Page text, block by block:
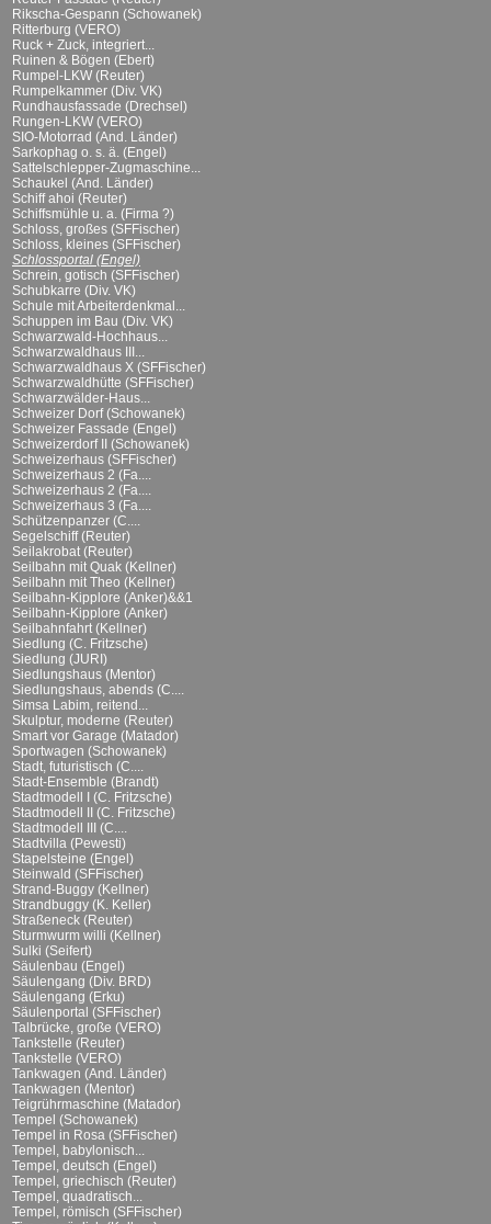
Rikscha-Gespann (Schowanek)
Ritterburg (VERO)
Ruck + Zuck, integriert...
Ruinen & Bögen (Ebert)
Rumpel-LKW (Reuter)
Rumpelkammer (Div. VK)
Rundhausfassade (Drechsel)
Rungen-LKW (VERO)
SIO-Motorrad (And. Länder)
Sarkophag o. s. ä. (Engel)
Sattelschlepper-Zugmaschine...
Schaukel (And. Länder)
Schiff ahoi (Reuter)
Schiffsmühle u. a. (Firma ?)
Schloss, großes (SFFischer)
Schloss, kleines (SFFischer)
Schlossportal (Engel)
Schrein, gotisch (SFFischer)
Schubkarre (Div. VK)
Schule mit Arbeiterdenkmal...
Schuppen im Bau (Div. VK)
Schwarzwald-Hochhaus...
Schwarzwaldhaus III...
Schwarzwaldhaus X (SFFischer)
Schwarzwaldhütte (SFFischer)
Schwarzwälder-Haus...
Schweizer Dorf (Schowanek)
Schweizer Fassade (Engel)
Schweizerdorf II (Schowanek)
Schweizerhaus (SFFischer)
Schweizerhaus 2 (Fa....
Schweizerhaus 2 (Fa....
Schweizerhaus 3 (Fa....
Schützenpanzer (C....
Segelschiff (Reuter)
Seilakrobat (Reuter)
Seilbahn mit Quak (Kellner)
Seilbahn mit Theo (Kellner)
Seilbahn-Kipplore (Anker)&&1
Seilbahn-Kipplore (Anker)
Seilbahnfahrt (Kellner)
Siedlung (C. Fritzsche)
Siedlung (JURI)
Siedlungshaus (Mentor)
Siedlungshaus, abends (C....
Simsa Labim, reitend...
Skulptur, moderne (Reuter)
Smart vor Garage (Matador)
Sportwagen (Schowanek)
Stadt, futuristisch (C....
Stadt-Ensemble (Brandt)
Stadtmodell I (C. Fritzsche)
Stadtmodell II (C. Fritzsche)
Stadtmodell III (C....
Stadtvilla (Pewesti)
Stapelsteine (Engel)
Steinwald (SFFischer)
Strand-Buggy (Kellner)
Strandbuggy (K. Keller)
Straßeneck (Reuter)
Sturmwurm willi (Kellner)
Sulki (Seifert)
Säulenbau (Engel)
Säulengang (Div. BRD)
Säulengang (Erku)
Säulenportal (SFFischer)
Talbrücke, große (VERO)
Tankstelle (Reuter)
Tankstelle (VERO)
Tankwagen (And. Länder)
Tankwagen (Mentor)
Teigrührmaschine (Matador)
Tempel (Schowanek)
Tempel in Rosa (SFFischer)
Tempel, babylonisch...
Tempel, deutsch (Engel)
Tempel, griechisch (Reuter)
Tempel, quadratisch...
Tempel, römisch (SFFischer)